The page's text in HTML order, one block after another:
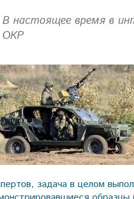
В настоящее время в
ОКР
задача в целом